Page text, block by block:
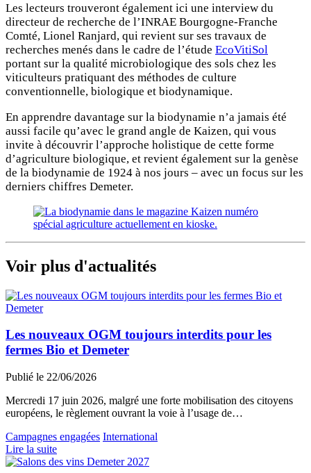
Les lecteurs trouveront également ici une interview du
directeur de recherche de l’INRAE Bourgogne-Franche
Comté, Lionel Ranjard, qui revient sur ses travaux de
recherches menés dans le cadre de l’étude EcoVitiSol
portant sur la qualité microbiologique des sols chez les
viticulteurs pratiquant des méthodes de culture
conventionnelle, biologique et biodynamique.
En apprendre davantage sur la biodynamie n’a jamais été
aussi facile qu’avec le grand angle de Kaizen, qui vous
invite à découvrir l’approche holistique de cette forme
d’agriculture biologique, et revient également sur la genèse
de la biodynamie de 1924 à nos jours – avec un focus sur les
derniers chiffres Demeter.
Voir plus d'actualités
Les nouveaux OGM toujours interdits pour les
fermes Bio et Demeter
Publié le 22/06/2026
Mercredi 17 juin 2026, malgré une forte mobilisation des citoyens
européens, le règlement ouvrant la voie à l’usage de…
Campagnes engagées International
Lire la suite